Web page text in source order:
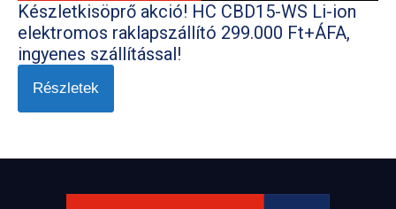
Készletkisöprő akció! HC CBD15-WS Li-ion
elektromos raklapszállító 299.000 Ft+ÁFA,
ingyenes szállítással!
Részletek